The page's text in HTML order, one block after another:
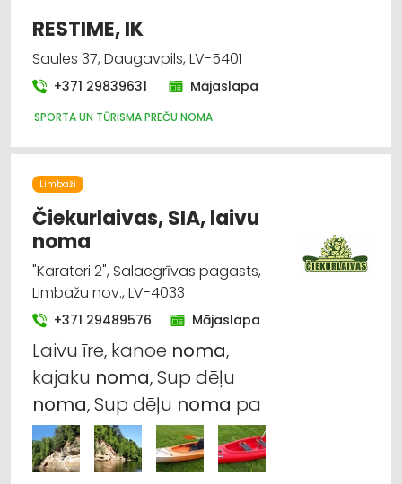
RESTIME, IK
Saules 37, Daugavpils, LV-5401
+371 29839631 Mājaslapa
SPORTA UN TŪRISMA PREČU NOMA
Limbaži
Čiekurlaivas, SIA, laivu
noma
"Karateri 2", Salacgrīvas pagasts,
Limbažu nov., LV-4033
+371 29489576 Mājaslapa
Laivu īre, kanoe noma,
kajaku noma, Sup dēļu
noma, Sup dēļu noma pa